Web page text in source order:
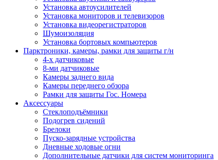
Установка автоусилителей
Установка мониторов и телевизоров
Установка видеорегистраторов
Шумоизоляция
Установка бортовых компьютеров
Парктроники, камеры, рамки для защиты г/н
4-х датчиковые
8-ми датчиковые
Камеры заднего вида
Камеры переднего обзора
Рамки для защиты Гос. Номера
Аксессуары
Стеклоподъёмники
Подогрев сидений
Брелоки
Пуско-зарядные устройства
Дневные ходовые огни
Дополнительные датчики для систем мониторинга